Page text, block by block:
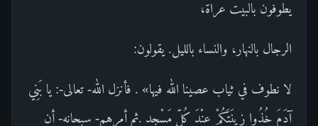
يطوفون بالبيت عراة،
الرجال بالنهار، والنساء بالليل. يقولون:
لا نطوف في ثياب عصينا الله فيها» . فأنزل الله- تعالى-: يا بَنِي
آدَمَ خُذُوا زِينَتَكُمْ عِنْدَ كُلِّ مَسْجِدٍ .ثم أمرهم- سبحانه- أن